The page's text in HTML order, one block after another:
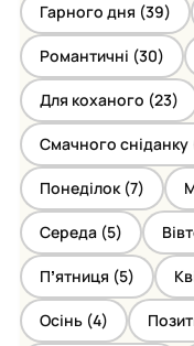
Гарного дня (39)
Романтичні (30)
Для коханого (23)
Смачного сніданку
Понеділок (7)
Середа (5)
Пʼятниця (5)
Осінь (4)